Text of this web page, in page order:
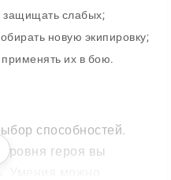
защищать слабых;
новую экипировку;
их в бою.
способностей.
героя вы